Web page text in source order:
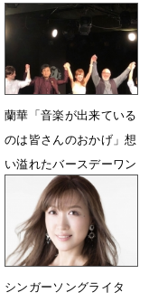
7月22日 20時00分
蘭華「音楽が出来ている
のは皆さんのおかげ」想
い溢れたバースデーワン
10月11日 18時00分
シンガーソングライタ